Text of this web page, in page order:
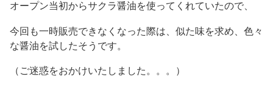
オープン当初からサクラ醤油を使ってくれていたので、
今回も一時販売できなくなった際は、似た味を求め、色々
な醤油を試したそうです。
（ご迷惑をおかけいたしました。。。）